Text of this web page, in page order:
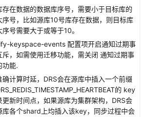
存在数据的数据库序号，需要小于目标库的
序号，比如源库10号库存在数据，则目标库
序号需要大于或等于10。
keyspace-events 配置项开启通知过期事
斥，如需使用迁移功能，需关闭 通知过期事
功能.
确计算时延，DRS会在源库中插入一个前缀
的 key
更新时间点，如果源库为集群架构，DRS会
库各个shard上均插入该key，同步过程中会